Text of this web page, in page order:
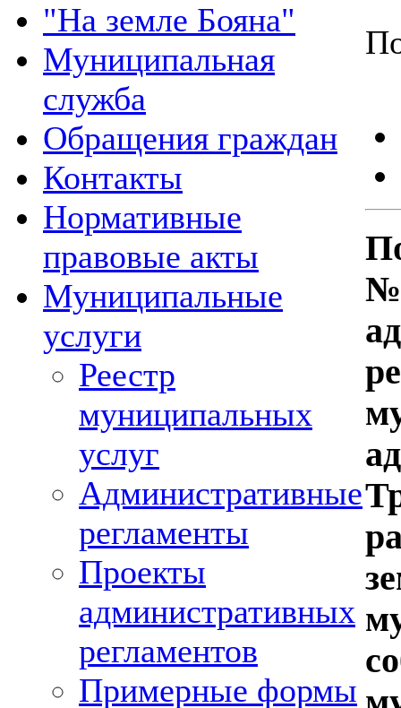
"На земле Бояна"
Муниципальная
служба
Обращения граждан
Контакты
Нормативные
правовые акты
Муниципальные
услуги
Реестр
муниципальных
услуг
Административные
регламенты
Проекты
административных
регламентов
Примерные формы